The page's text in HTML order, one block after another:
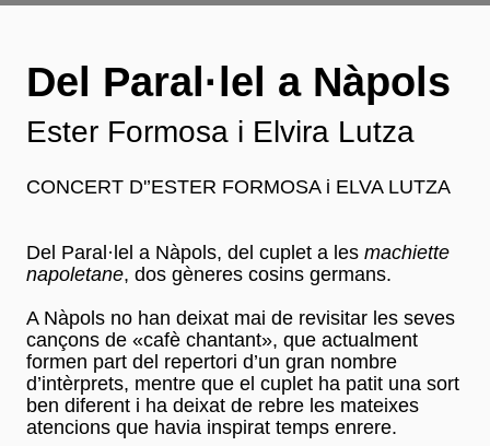
Del Paral·lel a Nàpols
Ester Formosa i Elvira Lutza
CONCERT D'’ESTER FORMOSA i ELVA LUTZA
Del Paral·lel a Nàpols, del cuplet a les machiette
napoletane, dos gèneres cosins germans.
A Nàpols no han deixat mai de revisitar les seves
cançons de «cafè chantant», que actualment
formen part del repertori d’un gran nombre
d’intèrprets, mentre que el cuplet ha patit una sort
ben diferent i ha deixat de rebre les mateixes
atencions que havia inspirat temps enrere.